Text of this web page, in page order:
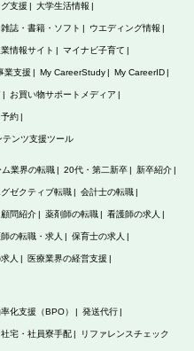
支援 大学生活情報
雑誌・書籍・ソフト ウエディング情報
情報サイト マイナビ子育て
業支援 My CareerStudy My CareerID
お買い物サポートメディア
約
ンツ支援ツール
業界の転職 20代・第二新卒 新卒紹介
ゼクティブ転職 会計士の転職
顧問紹介 薬剤師の転職 看護師の求人
師の転職・求人 保育士の求人
人 医療業界の経営支援
化支援（BPO） 発送代行
社宅・社員寮手配 リファレンスチェック